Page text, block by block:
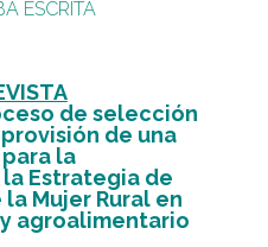
ESCRITA
de selección
de una
la
Estrategia de
Mujer Rural en
agroalimentario